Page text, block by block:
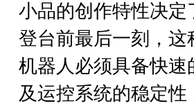
小品的创作特性决
登台前最后一刻，
机器人必须具备快
及运控系统的稳定